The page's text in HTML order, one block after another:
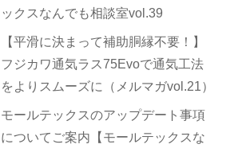
ックスなんでも相談室vol.39
【平滑に決まって補助胴縁不要！】
フジカワ通気ラス75Evoで通気工法
をよりスムーズに（メルマガvol.21）
モールテックスのアップデート事項
についてご案内【モールテックスな